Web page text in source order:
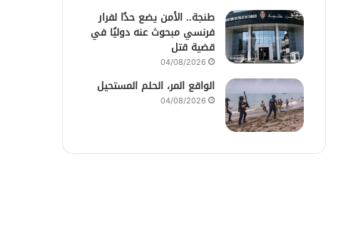
طنجة.. الأمن يضع حدًا لفرار
فرنسي مبحوث عنه دوليًا في
قضية قتل
04/08/2026
الواقع المر، الحلم المستحيل
04/08/2026